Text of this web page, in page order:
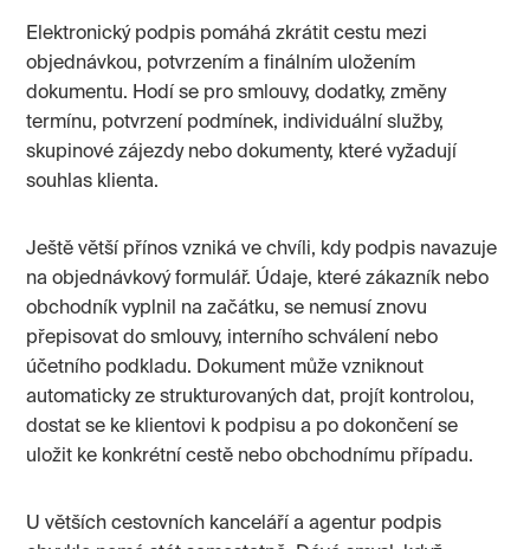
Elektronický podpis pomáhá zkrátit cestu mezi
objednávkou, potvrzením a finálním uložením
dokumentu. Hodí se pro smlouvy, dodatky, změny
termínu, potvrzení podmínek, individuální služby,
skupinové zájezdy nebo dokumenty, které vyžadují
souhlas klienta.
Ještě větší přínos vzniká ve chvíli, kdy podpis navazuje
na objednávkový formulář. Údaje, které zákazník nebo
obchodník vyplnil na začátku, se nemusí znovu
přepisovat do smlouvy, interního schválení nebo
účetního podkladu. Dokument může vzniknout
automaticky ze strukturovaných dat, projít kontrolou,
dostat se ke klientovi k podpisu a po dokončení se
uložit ke konkrétní cestě nebo obchodnímu případu.
U větších cestovních kanceláří a agentur podpis